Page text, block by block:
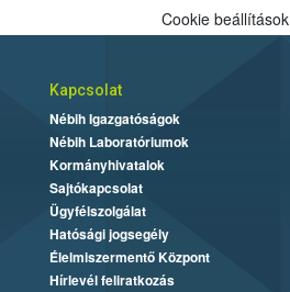
Cookie beállítások
Kapcsolat
Nébih Igazgatóságok
Nébih Laboratóriumok
Kormányhivatalok
Sajtókapcsolat
Ügyfélszolgálat
Hatósági jogsegély
Élelmiszermentő Központ
Hírlevél feliratkozás